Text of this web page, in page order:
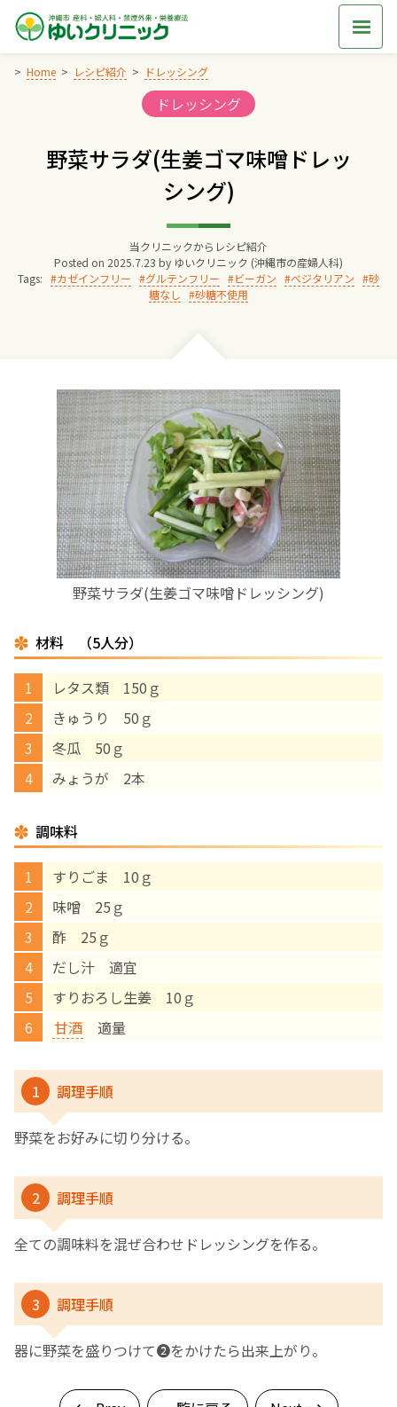
Skip
content
Home レシピ紹介 ドレッシング
Categories:
ドレッシング
野菜サラダ(生姜ゴマ味噌ドレッ
シング)
当クリニックからレシピ紹介
Posted on 2025.7.23 by ゆいクリニック (沖縄市の産婦人科)
Tags:
カゼインフリー グルテンフリー ビーガン ベジタリアン
砂
糖なし
砂糖不使用
野菜サラダ(生姜ゴマ味噌ドレッシング)
材料 （5人分）
レタス類 150ｇ
きゅうり 50ｇ
冬瓜 50ｇ
みょうが 2本
調味料
すりごま 10ｇ
味噌 25ｇ
酢 25ｇ
だし汁 適宜
すりおろし生姜 10ｇ
甘酒 適量
1 調理手順
野菜をお好みに切り分ける。
2 調理手順
全ての調味料を混ぜ合わせドレッシングを作る。
3 調理手順
器に野菜を盛りつけて❷をかけたら出来上がり。
交通アクセス
院長からのごあいさつ
ゆいクリニックの経営理念
診療料金
お産について
親と子の結びつき支援
母乳育児
予防接種
‘さんルーム’ でさまざまな講座・クラス
遠方にお住まいで当院での出産を希望される方へ
医師プロフィール